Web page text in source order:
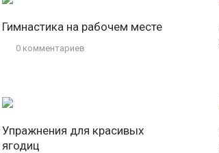
Гимнастика на рабочем месте
0 комментариев
Упражнения для красивых
ягодиц